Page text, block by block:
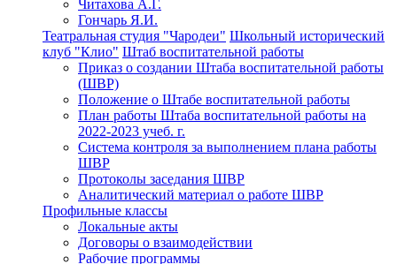
Читахова А.Г.
Гончарь Я.И.
Театральная студия "Чародеи" Школьный исторический
клуб "Клио" Штаб воспитательной работы
Приказ о создании Штаба воспитательной работы
(ШВР)
Положение о Штабе воспитательной работы
План работы Штаба воспитательной работы на
2022-2023 учеб. г.
Система контроля за выполнением плана работы
ШВР
Протоколы заседания ШВР
Аналитический материал о работе ШВР
Профильные классы
Локальные акты
Договоры о взаимодействии
Рабочие программы